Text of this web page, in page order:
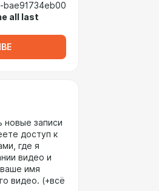
all last
новые записи
доступ к
где я
видео и
имя
видео. (+всё